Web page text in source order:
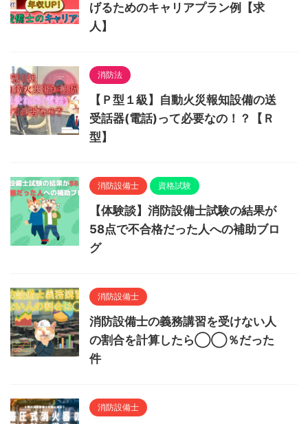
げるためのキャリアプラン例【求
人】
消防法
【Ｐ型１級】自動火災報知設備の送
受話器(電話)って必要なの！？【Ｒ
型】
消防設備士 資格試験
【体験談】消防設備士試験の結果が
58点で不合格だった人への補助ブロ
グ
消防設備士
消防設備士の義務講習を受けない人
の割合を計算したら◯◯％だった
件
消防設備士